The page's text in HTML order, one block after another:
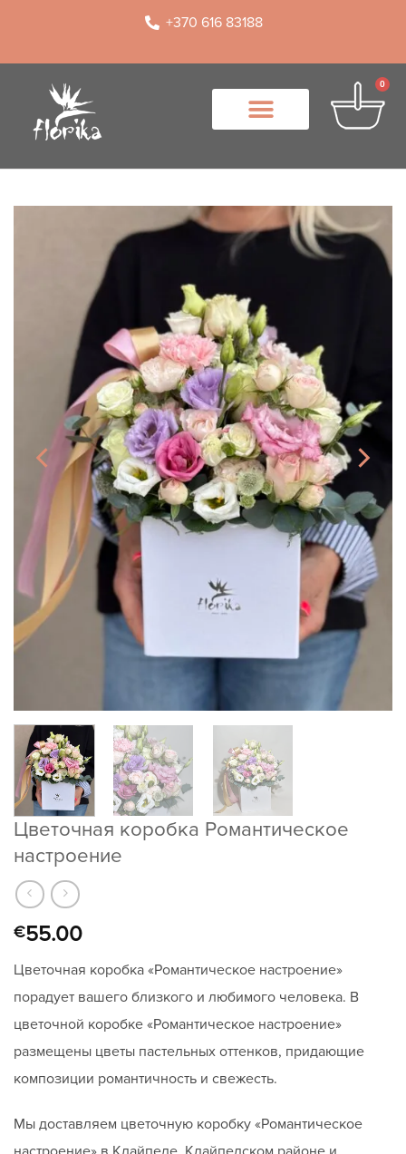
+370 616 83188
0
Цветочная коробка Романтическое
настроение
€55.00
Цветочная коробка «Романтическое настроение»
порадует вашего близкого и любимого человека. В
цветочной коробке «Романтическое настроение»
размещены цветы пастельных оттенков, придающие
композиции романтичность и свежесть.
Мы доставляем цветочную коробку «Романтическое